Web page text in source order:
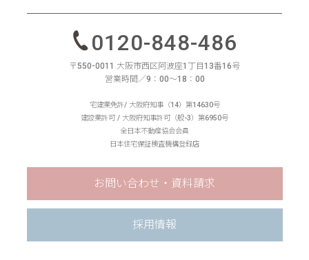
0120-848-486
〒550-0011 大阪市西区阿波座1丁目13番16号
営業時間／9：00〜18：00
宅建業免許/ 大阪府知事（14）第14630号
建設業許可 / 大阪府知事許可（般-3）第6950号
全日本不動産協会会員
日本住宅保証検査機構登録店
お問い合わせ・資料請求
採用情報